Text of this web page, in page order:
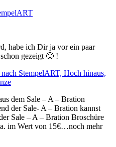
habe ich Dir ja vor ein paar
schon gezeigt 🙂 !
dem Sale – A – Bration
der Sale- A – Bration kannst
Sale – A – Bration Broschüre
im Wert von 15€…noch mehr